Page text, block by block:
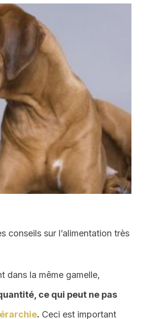
conseils sur l’alimentation très
dans la même gamelle,
ce qui peut ne pas
. Ceci est important